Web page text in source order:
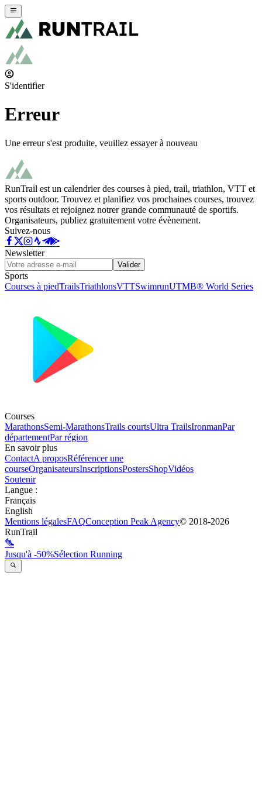
S'identifier
Erreur
Une erreur s'est produite, veuillez essayer à nouveau
RunTrail est un calendrier des courses à pied, trail, triathlon, VTT et
sports outdoor. Trouvez et planifiez vos prochaines courses, trouvez
vos résultats et rejoignez notrer grande communauté de sportifs.
Organisateurs, publiez gratuitement votre évènement.
Suivez-nous
Newsletter
Valider
Sports
Courses à piedTrailsTriathlonsVTTSwimrunUTMB® World Series
Courses
MarathonsSemi-MarathonsTrails courtsUltra TrailsIronmanPar
départementPar région
En savoir plus
ContactA proposRéférencer une
courseOrganisateursInscriptionsPostersShopVidéos
Soutenir
Langue :
Français
English
Mentions légalesFAQConception Peak Agency© 2018-2026
RunTrail
Jusqu'à -50%Sélection Running